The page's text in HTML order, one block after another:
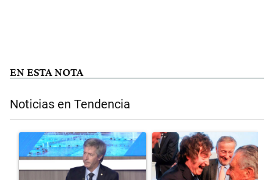
EN ESTA NOTA
Noticias en Tendencia
Un artículo de tendencia con el título "El Banco Central no pudo
Un artículo de tendencia con el